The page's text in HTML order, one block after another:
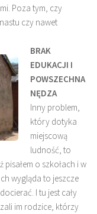
Poza tym, czy
czy nawet
BRAK
EDUKACJI I
POWSZECHNA
NĘDZA
Inny problem,
który dotyka
miejscową
ludność, to
o szkołach i w
wygląda to jeszcze
I tu jest cały
im rodzice, którzy